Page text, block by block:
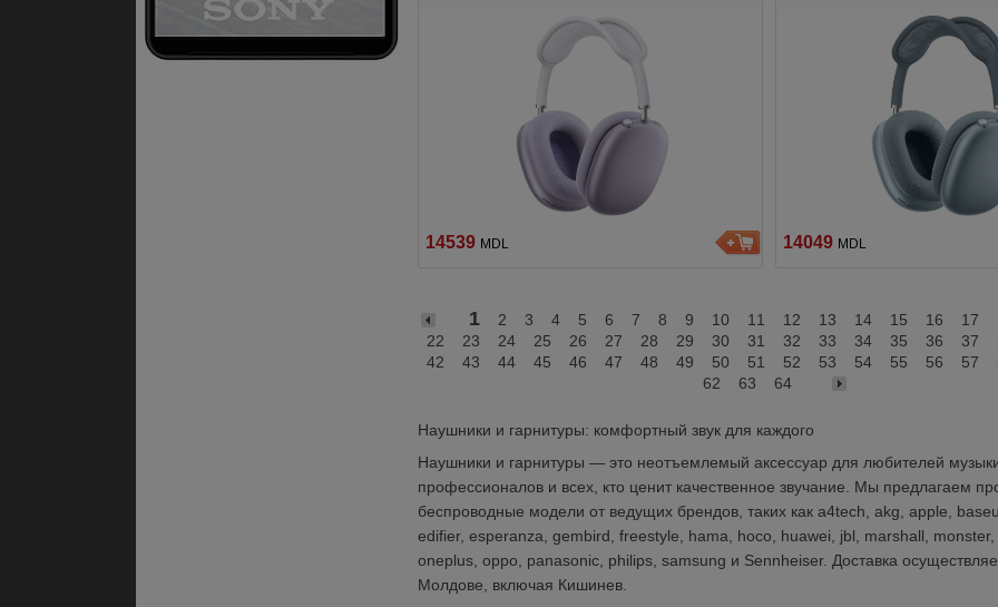
14539 MDL 14049 MDL
1 2 3 4 5 6 7 8 9 10 11 12 13 14 15 16 17
22
23 24 25 26 27 28 29 30 31 32 33 34 35 36 37
42
43 44 45 46 47 48 49 50 51 52 53 54 55 56 57
62
63 64
Наушники и гарнитуры: комфортный звук для каждого
Наушники и гарнитуры — это неотъемлемый аксессуар для любителей
профессионалов и всех, кто ценит качественное звучание. Мы предлагаем
беспроводные модели от ведущих брендов, таких как a4tech, akg, apple,
edifier, esperanza, gembird, freestyle, hama, hoco, huawei, jbl, marshall,
oneplus, oppo, panasonic, philips, samsung и Sennheiser. Доставка
Молдове, включая Кишинев.